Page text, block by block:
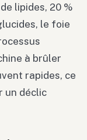
lipides, 20 %
le foie
à brûler
rapides, ce
un déclic